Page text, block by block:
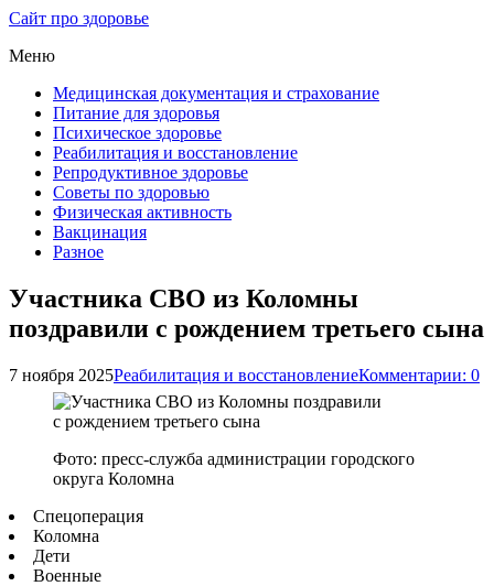
Сайт про здоровье
Меню
Медицинская документация и страхование
Питание для здоровья
Психическое здоровье
Реабилитация и восстановление
Репродуктивное здоровье
Советы по здоровью
Физическая активность
Вакцинация
Разное
Участника СВО из Коломны
поздравили с рождением третьего сына
7 ноября 2025Реабилитация и восстановлениеКомментарии: 0
Фото: пресс-служба администрации городского
округа Коломна
Спецоперация
Коломна
Дети
Военные